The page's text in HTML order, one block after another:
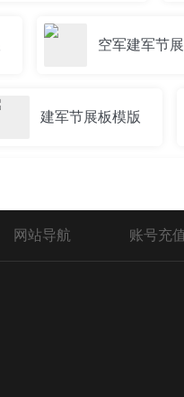
空军建军节
建军节展板模版
展板背景建军节
网站导航 账号充